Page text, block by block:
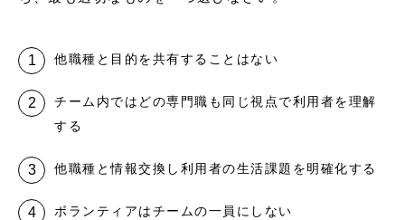
他職種と目的を共有することはない
チーム内ではどの専門職も同じ視点で利用者を理解
する
他職種と情報交換し利用者の生活課題を明確化する
ボランティアはチームの一員にしない